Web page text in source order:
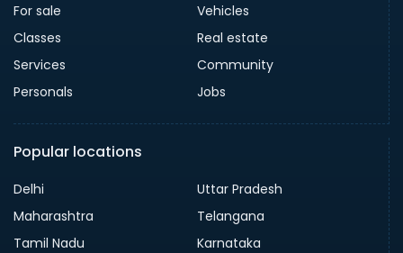
For sale
Vehicles
Classes
Real estate
Services
Community
Personals
Jobs
Popular locations
Delhi
Uttar Pradesh
Maharashtra
Telangana
Tamil Nadu
Karnataka